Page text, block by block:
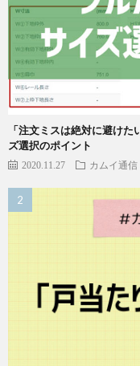
「注文ミスは絶対に避け
ズ選択のポイント
2020.11.27 カムイ通信